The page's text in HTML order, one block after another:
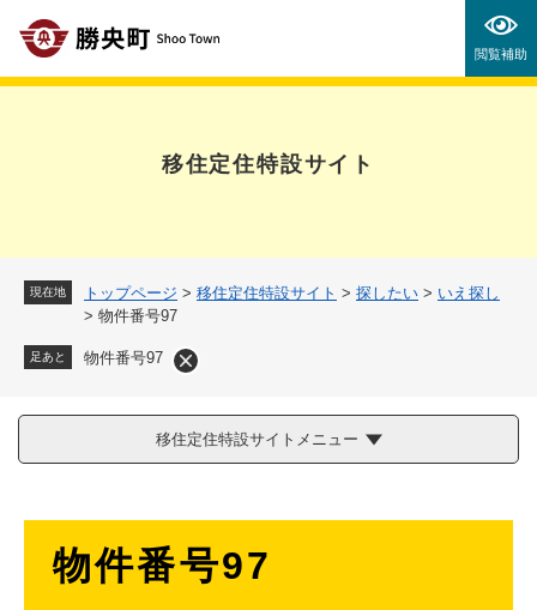
の
閲覧補助
移住定住特設サイト
現在地 トップページ > 移住定住特設サイト > 探したい > いえ探し
> 物件番号97
足あと 物件番号97
移住定住特設サイトメニュー
物件番号97